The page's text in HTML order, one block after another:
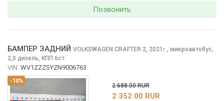
Позвонить
-10%
БАМПЕР ЗАДНИЙ VOLKSWAGEN CRAFTER 2, 2021 г., микроавтобус,
2,0 дизель, КПП 6ст.
VIN: WV1ZZZSYZN9006763
2 688.00 RUR
2 352.00 RUR